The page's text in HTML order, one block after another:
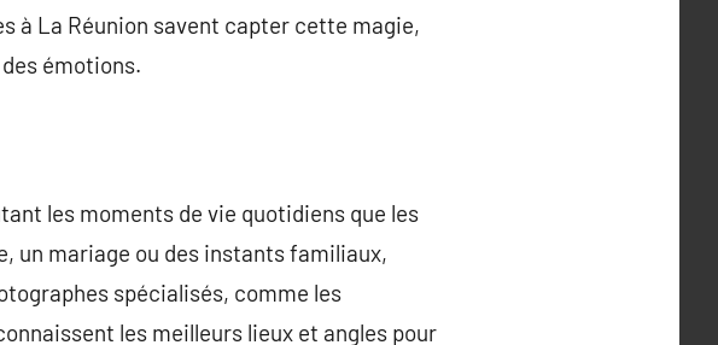
à La Réunion savent capter cette magie,
émotions.
les moments de vie quotidiens que les
un mariage ou des instants familiaux,
spécialisés, comme les
les meilleurs lieux et angles pour